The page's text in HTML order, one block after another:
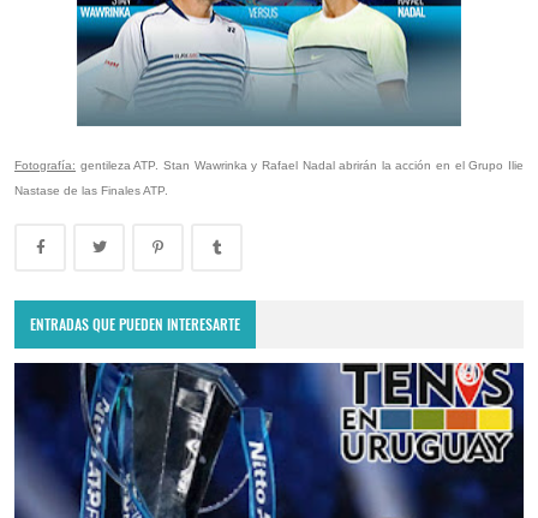
Fotografía: gentileza ATP. Stan Wawrinka y Rafael Nadal abrirán la acción en el Grupo Ilie
Nastase de las Finales ATP.
ENTRADAS QUE PUEDEN INTERESARTE